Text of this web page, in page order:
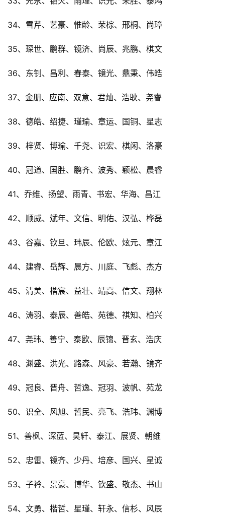
34、雪芹、艺豪、惟龄、荣棕、邢桐、尚璋
35、琛世、鹏群、镜济、尚辰、兆鹏、棋文
36、东钊、昌利、春泰、镜光、鼎秉、伟皓
37、金朋、应南、双意、君灿、浩耿、尧睿
38、德皓、绍捷、瑾瑜、章运、国铜、星志
39、梓贤、博瑜、千尧、识宏、棋闲、洛豪
40、冠道、国胜、鹏齐、波秀、颖松、晨睿
41、乔维、扬望、雨青、书宏、华海、昌江
42、顺威、斌年、文信、明佑、汉弘、桦磊
43、谷嘉、钦旦、玮辰、伦欧、炫元、章江
44、建睿、岳辉、晨方、川庭、飞彪、杰方
45、清美、楷宸、益壮、靖高、信文、翔林
46、涛羽、泰辰、善皓、苑德、祺知、柏兴
47、尧玮、善宁、泰欧、辰锦、晋玄、浩庆
48、渊盛、洪光、路森、风豪、若瀚、镜齐
49、冠良、晋舟、哲逸、冠羽、波帆、苑龙
50、识全、风旭、哲民、亮飞、浩玮、渊博
51、善枫、深蓝、昊轩、泰江、展贤、朝维
52、忠雷、镜齐、少丹、培彦、国兴、星诚
53、子衿、景豪、博华、钦盛、敬杰、书山
54、文勇、楷哲、星瑾、轩永、信杉、风辰